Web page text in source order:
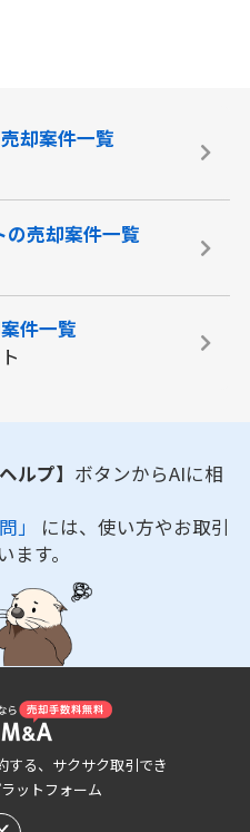
売却案件一覧
の売却案件一覧
件一覧
ヘルプ】 ボタンからAIに相
」 には、使い方やお取引
す。
する、サクサク取引でき
ットフォーム